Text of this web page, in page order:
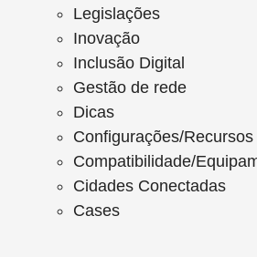
Legislações
Inovação
Inclusão Digital
Gestão de rede
Dicas
Configurações/Recursos
Compatibilidade/
Cidades Conectadas
Cases